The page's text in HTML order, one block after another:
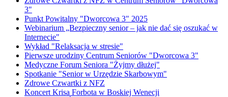
3"
Punkt Powitalny "Dworcowa 3" 2025
Webinarium „Bezpieczny senior – jak nie dać się oszukać w
Internecie"
Wykład "Relaksacja w stresie"
Pierwsze urodziny Centrum Seniorów "Dworcowa 3"
Medyczne Forum Seniora "Żyjmy dłużej"
Spotkanie "Senior w Urzędzie Skarbowym"
Zdrowe Czwartki z NFZ
Koncert Krisa Forbota w Boskiej Wenecji